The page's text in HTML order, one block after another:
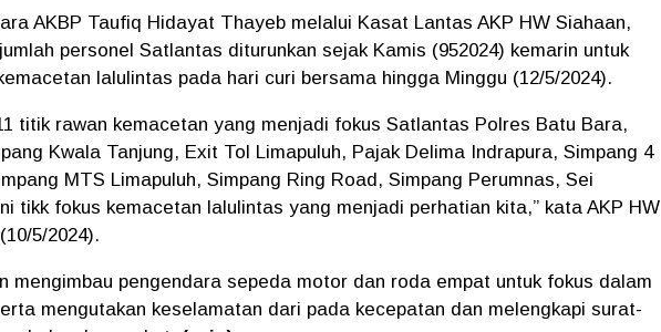
AKBP Taufiq Hidayat Thayeb melalui Kasat Lantas AKP HW Siahaan,
personel Satlantas diturunkan sejak Kamis (952024) kemarin untuk
lalulintas pada hari curi bersama hingga Minggu (12/5/2024).
titik rawan kemacetan yang menjadi fokus Satlantas Polres Batu Bara,
Kwala Tanjung, Exit Tol Limapuluh, Pajak Delima Indrapura, Simpang 4
MTS Limapuluh, Simpang Ring Road, Simpang Perumnas, Sei
tikk fokus kemacetan lalulintas yang menjadi perhatian kita,” kata AKP HW
5/2024).
mengimbau pengendara sepeda motor dan roda empat untuk fokus dalam
mengutakan keselamatan dari pada kecepatan dan melengkapi surat-